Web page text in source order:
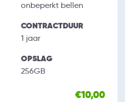
onbeperkt bellen
CONTRACTDUUR
1 jaar
OPSLAG
256GB
€10,00